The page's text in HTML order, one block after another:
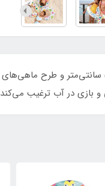
با حلقه شنا بادی کودک با قطر
و بازی در آب ترغیب